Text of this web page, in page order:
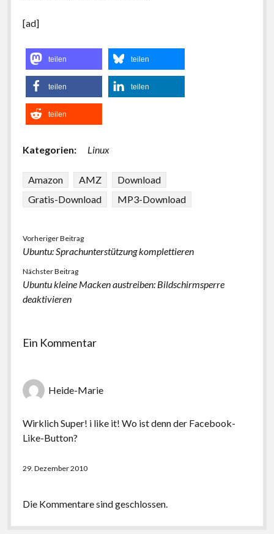
[ad]
teilen teilen
teilen teilen
teilen
Kategorien: Linux
Amazon AMZ
Download
Gratis-Download
MP3-Download
Vorheriger Beitrag
Ubuntu: Sprachunterstützung komplettieren
Nächster Beitrag
Ubuntu kleine Macken austreiben: Bildschirmsperre
deaktivieren
Ein Kommentar
Heide-Marie
Wirklich Super! i like it! Wo ist denn der Facebook-
Like-Button?
29. Dezember 2010
Die Kommentare sind geschlossen.